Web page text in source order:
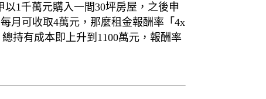
1千萬元購入一間30坪房屋，之後申
月可收取4萬元，那麼租金報酬率「4x
持有成本即上升到1100萬元，報酬率